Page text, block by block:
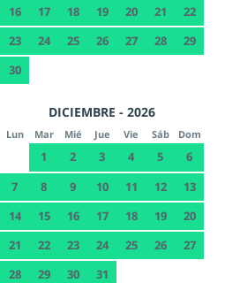
16
17 18 19 20 21
22
23
24 25 26 27 28
29
30
DICIEMBRE - 2026
Lun Mar Mié Jue Vie Sáb Dom
1 2 3 4 5
6
7
8 9 10 11 12
13
14
15 16 17 18 19
20
21
22 23 24 25 26
27
28
29 30 31